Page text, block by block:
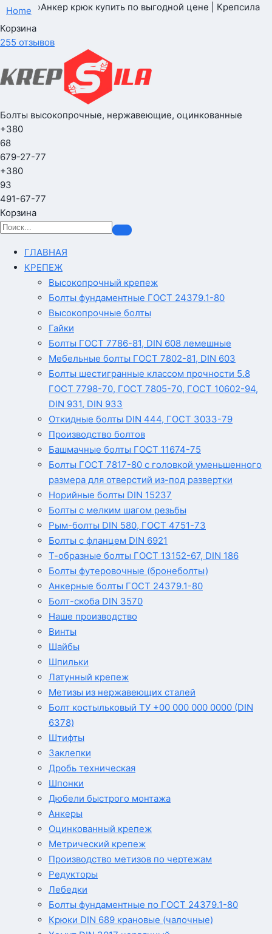
Home ›Анкер крюк купить по выгодной цене | Крепсила
Корзина
255 отзывов
Болты высокопрочные, нержавеющие, оцинкованные
+380
68
679-27-77
+380
93
491-67-77
Корзина
ГЛАВНАЯ
КРЕПЕЖ
Высокопрочный крепеж
Болты фундаментные ГОСТ 24379.1-80
Высокопрочные болты
Гайки
Болты ГОСТ 7786-81, DIN 608 лемешные
Мебельные болты ГОСТ 7802-81, DIN 603
Болты шестигранные классом прочности 5.8
ГОСТ 7798-70, ГОСТ 7805-70, ГОСТ 10602-94,
DIN 931, DIN 933
Откидные болты DIN 444, ГОСТ 3033-79
Производство болтов
Башмачные болты ГОСТ 11674-75
Болты ГОСТ 7817-80 с головкой уменьшенного
размера для отверстий из-под развертки
Норийные болты DIN 15237
Болты с мелким шагом резьбы
Рым-болты DIN 580, ГОСТ 4751-73
Болты с фланцем DIN 6921
Т-образные болты ГОСТ 13152-67, DIN 186
Болты футеровочные (бронеболты)
Анкерные болты ГОСТ 24379.1-80
Болт-скоба DIN 3570
Наше производство
Винты
Шайбы
Шпильки
Латунный крепеж
Метизы из нержавеющих сталей
Болт костыльковый ТУ +00 000 000 0000 (DIN
6378)
Штифты
Заклепки
Дробь техническая
Шпонки
Дюбели быстрого монтажа
Анкеры
Оцинкованный крепеж
Метрический крепеж
Производство метизов по чертежам
Редукторы
Лебедки
Болты фундаментные по ГОСТ 24379.1-80
Крюки DIN 689 крановые (чалочные)